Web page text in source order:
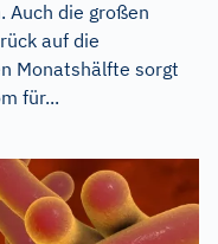
Auch die großen
auf die
Monatshälfte sorgt
für...